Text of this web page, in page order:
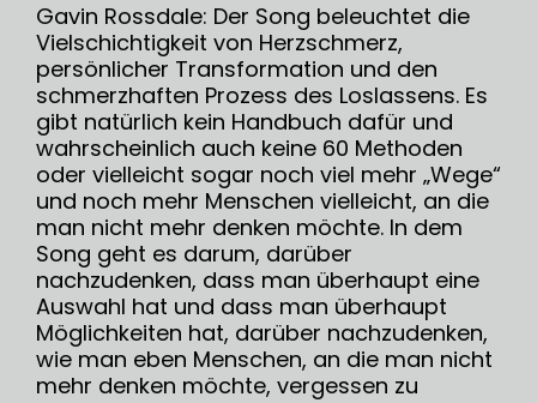
Gavin Rossdale: Der Song beleuchtet die
Vielschichtigkeit von Herzschmerz,
persönlicher Transformation und den
schmerzhaften Prozess des Loslassens. Es
gibt natürlich kein Handbuch dafür und
wahrscheinlich auch keine 60 Methoden
oder vielleicht sogar noch viel mehr „Wege“
und noch mehr Menschen vielleicht, an die
man nicht mehr denken möchte. In dem
Song geht es darum, darüber
nachzudenken, dass man überhaupt eine
Auswahl hat und dass man überhaupt
Möglichkeiten hat, darüber nachzudenken,
wie man eben Menschen, an die man nicht
mehr denken möchte, vergessen zu